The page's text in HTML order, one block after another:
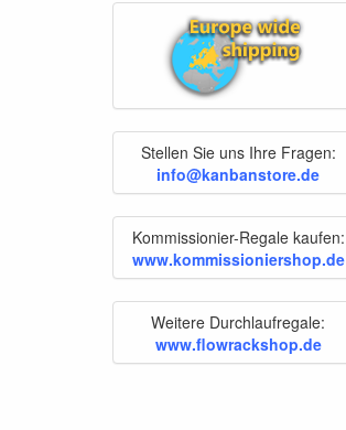
Stellen Sie uns Ihre Fragen:
info@kanbanstore.de
Kommissionier-Regale kaufen:
www.kommissioniershop.de
Weitere Durchlaufregale:
www.flowrackshop.de